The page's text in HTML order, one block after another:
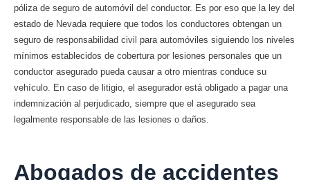
póliza de seguro de automóvil del conductor. Es por eso que la ley del
estado de Nevada requiere que todos los conductores obtengan un
seguro de responsabilidad civil para automóviles siguiendo los niveles
mínimos establecidos de cobertura por lesiones personales que un
conductor asegurado pueda causar a otro mientras conduce su
vehículo. En caso de litigio, el asegurador está obligado a pagar una
indemnización al perjudicado, siempre que el asegurado sea
legalmente responsable de las lesiones o daños.
Abogados de accidentes